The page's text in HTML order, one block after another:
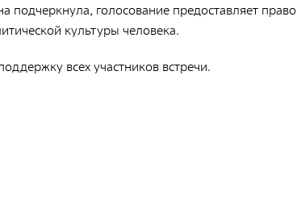
голосование предоставляет право
культуры человека.
всех участников встречи.